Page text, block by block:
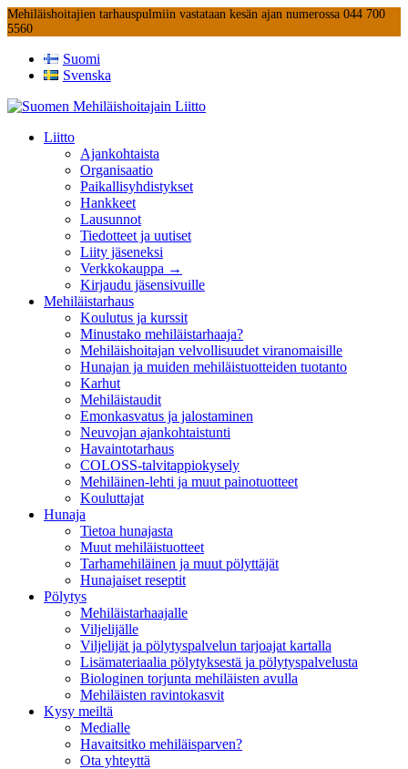
Mehiläishoitajien tarhauspulmiin vastataan kesän ajan numerossa 044 700
5560
Suomi
Svenska
Liitto
Ajankohtaista
Organisaatio
Paikallisyhdistykset
Hankkeet
Lausunnot
Tiedotteet ja uutiset
Liity jäseneksi
Verkkokauppa →
Kirjaudu jäsensivuille
Mehiläistarhaus
Koulutus ja kurssit
Minustako mehiläistarhaaja?
Mehiläishoitajan velvollisuudet viranomaisille
Hunajan ja muiden mehiläistuotteiden tuotanto
Karhut
Mehiläistaudit
Emonkasvatus ja jalostaminen
Neuvojan ajankohtaistunti
Havaintotarhaus
COLOSS-talvitappiokysely
Mehiläinen-lehti ja muut painotuotteet
Kouluttajat
Hunaja
Tietoa hunajasta
Muut mehiläistuotteet
Tarhamehiläinen ja muut pölyttäjät
Hunajaiset reseptit
Pölytys
Mehiläistarhaajalle
Viljelijälle
Viljelijät ja pölytyspalvelun tarjoajat kartalla
Lisämateriaalia pölytyksestä ja pölytyspalvelusta
Biologinen torjunta mehiläisten avulla
Mehiläisten ravintokasvit
Kysy meiltä
Medialle
Havaitsitko mehiläisparven?
Ota yhteyttä